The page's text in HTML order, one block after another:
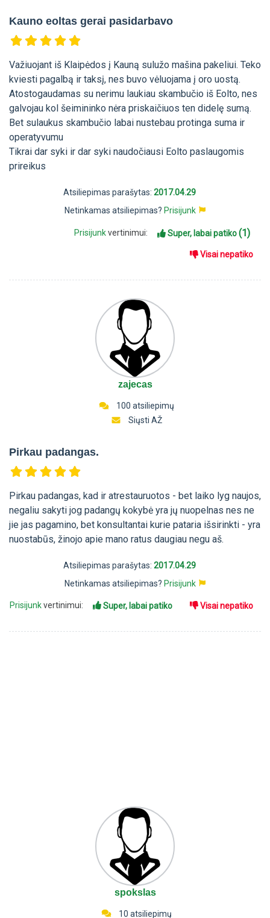
Kauno eoltas gerai pasidarbavo
Važiuojant iš Klaipėdos į Kauną sulužo mašina pakeliui. Teko
kviesti pagalbą ir taksį, nes buvo vėluojama į oro uostą.
Atostogaudamas su nerimu laukiau skambučio iš Eolto, nes
galvojau kol šeimininko nėra priskaičiuos ten didelę sumą.
Bet sulaukus skambučio labai nustebau protinga suma ir
operatyvumu
Tikrai dar syki ir dar syki naudočiausi Eolto paslaugomis
prireikus
Atsiliepimas parašytas: 2017.04.29
Netinkamas atsiliepimas? Prisijunk
Prisijunkvertinimui: Super, labai patiko(1)
Visai nepatiko
zajecas
100 atsiliepimų
Siųsti AŽ
Pirkau padangas.
Pirkau padangas, kad ir atrestauruotos - bet laiko lyg naujos,
negaliu sakyti jog padangų kokybė yra jų nuopelnas nes ne
jie jas pagamino, bet konsultantai kurie pataria išsirinkti - yra
nuostabūs, žinojo apie mano ratus daugiau negu aš.
Atsiliepimas parašytas: 2017.04.29
Netinkamas atsiliepimas? Prisijunk
Prisijunkvertinimui: Super, labai patiko Visai nepatiko
spokslas
10 atsiliepimų